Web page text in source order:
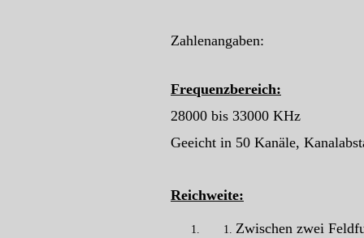
Zahlenangaben:
Frequenzbereich:
28000 bis 33000 KHz
Geeicht in 50 Kanäle,
Reichweite:
Zwischen zwei